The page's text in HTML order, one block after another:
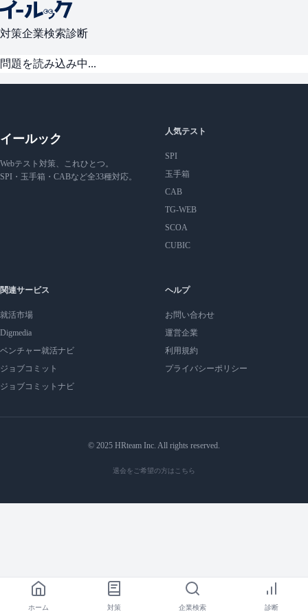
対策企業検索診断
問題を読み込み中...
イールック
Webテスト対策、これひとつ。
SPI・玉手箱・CABなど全33種対応。
人気テスト
SPI
玉手箱
CAB
TG-WEB
SCOA
CUBIC
関連サービス
就活市場
Digmedia
ベンチャー就活ナビ
ジョブコミット
ジョブコミットナビ
ヘルプ
お問い合わせ
運営企業
利用規約
プライバシーポリシー
© 2025 HRteam Inc. All rights reserved.
退会をご希望の方はこちら
ホーム 対策 企業検索 診断